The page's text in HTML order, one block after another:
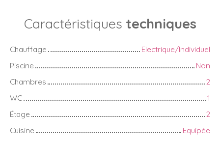
Caractéristiques techniques
Chauffage
Electrique/Individuel
Piscine
Non
Chambres
2
WC
1
Étage
2
Cuisine
Equipée